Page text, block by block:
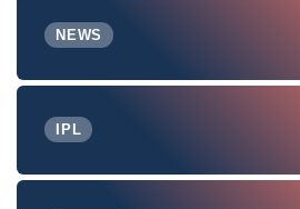
NEWS
IPL